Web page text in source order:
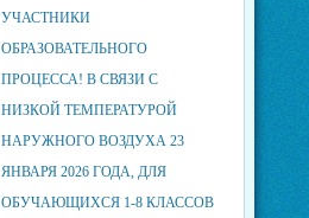
УЧАСТНИКИ
ОБРАЗОВАТЕЛЬНОГО
ПРОЦЕССА! В СВЯЗИ С
НИЗКОЙ ТЕМПЕРАТУРОЙ
НАРУЖНОГО ВОЗДУХА 23
ЯНВАРЯ 2026 ГОДА, ДЛЯ
ОБУЧАЮЩИХСЯ 1-8 КЛАССОВ